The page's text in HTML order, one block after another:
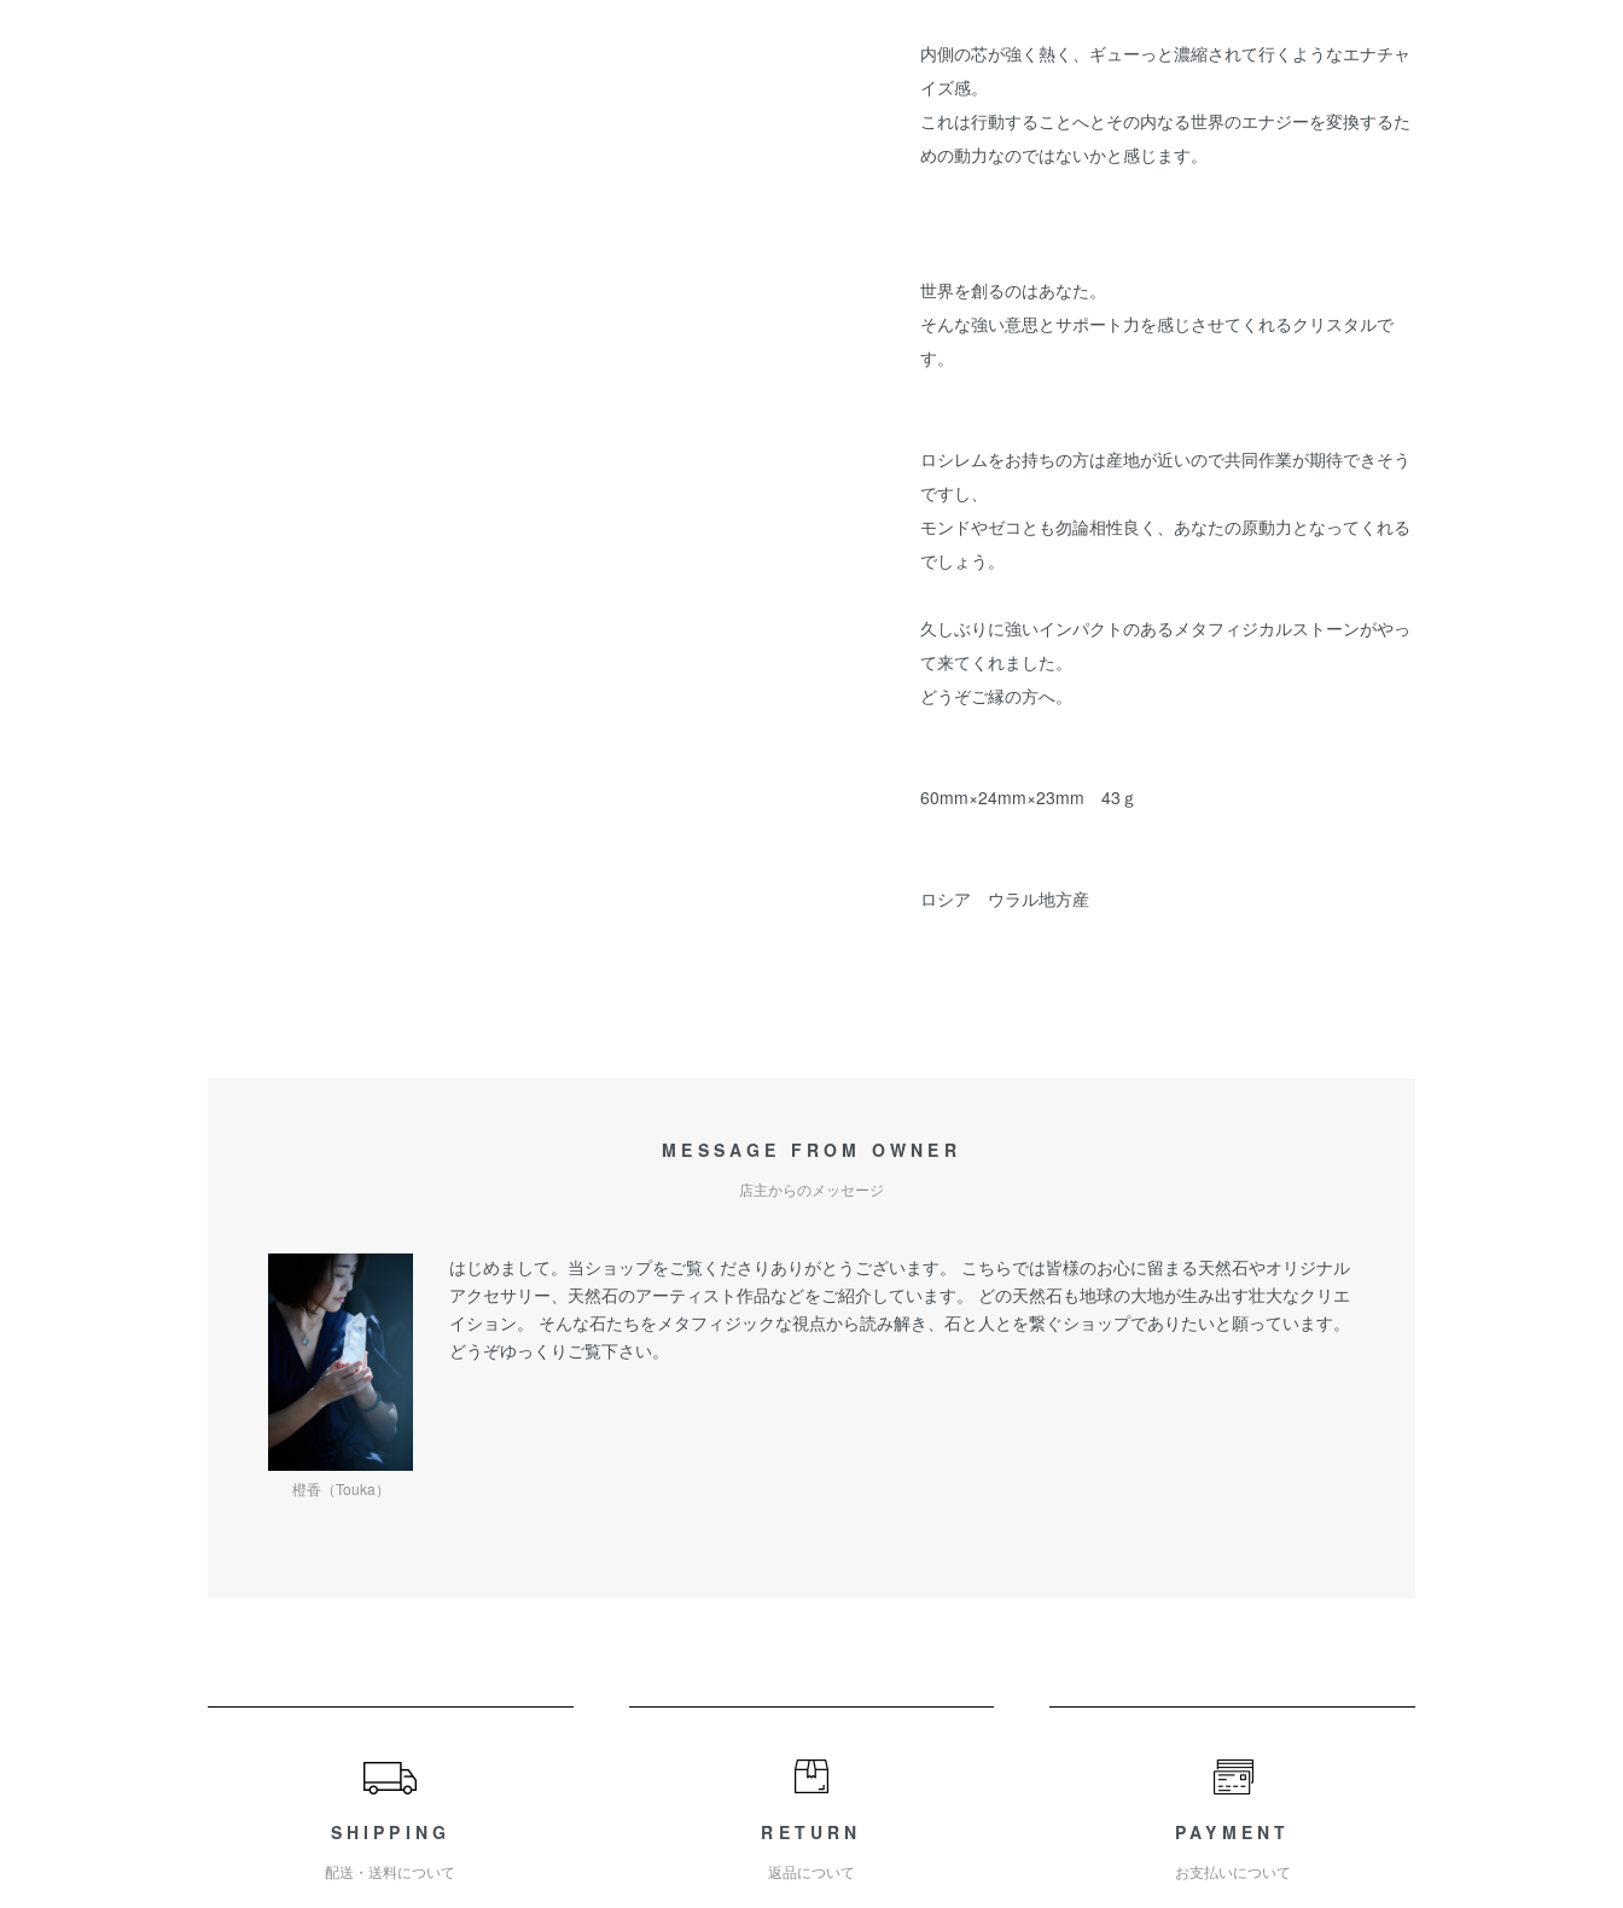
内側の芯が強く熱く、ギューっと濃縮されて行くようなエナチャ
イズ感。
これは行動することへとその内なる世界のエナジーを変換するた
めの動力なのではないかと感じます。
世界を創るのはあなた。
そんな強い意思とサポート力を感じさせてくれるクリスタルで
す。
ロシレムをお持ちの方は産地が近いので共同作業が期待できそう
ですし、
モンドやゼコとも勿論相性良く、あなたの原動力となってくれる
でしょう。
久しぶりに強いインパクトのあるメタフィジカルストーンがやっ
て来てくれました。
どうぞご縁の方へ。
60mm×24mm×23mm 43ｇ
ロシア ウラル地方産
MESSAGE FROM OWNER
店主からのメッセージ
橙香（Touka）
はじめまして。当ショップをご覧くださりありがとうございます。 こちらでは皆様のお心に留まる天然石やオリジナル
アクセサリー、天然石のアーティスト作品などをご紹介しています。 どの天然石も地球の大地が生み出す壮大なクリエ
イション。 そんな石たちをメタフィジックな視点から読み解き、石と人とを繋ぐショップでありたいと願っています。
どうぞゆっくりご覧下さい。
SHIPPING
配送・送料について
RETURN
返品について
PAYMENT
お支払いについて